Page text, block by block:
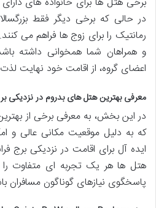
در حالی که برخی دیگر فقط
رمانتیک را برای زوج ها فراهم می
و همراهان شما همخوانی داشته
اعضای گروه، از اقامت خود نهایت لذت
معرفی بهترین هتل های بدروم در نزدیکی
در این بخش، به معرفی برخی از
که به دلیل موقعیت مکانی عالی و
ایده آل برای اقامت در نزدیکی برج
هتل ها هر یک تجربه ای متفاوت را
پاسخگوی نیازهای گوناگون مسافران